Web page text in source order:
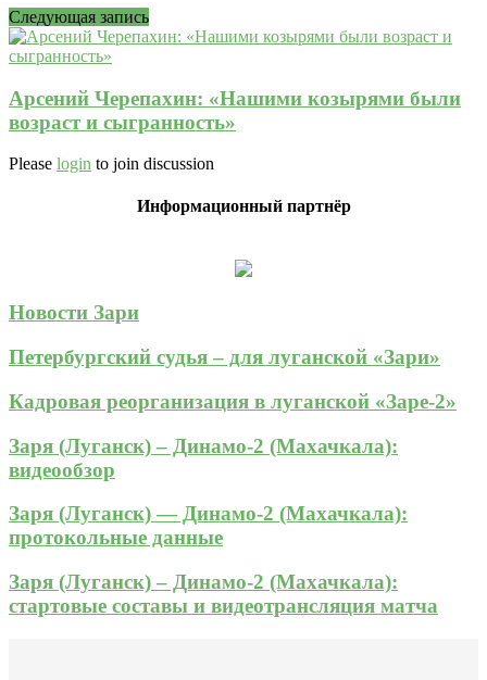
Следующая запись
Арсений Черепахин: «Нашими козырями были
возраст и сыгранность»
Please login to join discussion
Информационный партнёр
Новости Зари
Петербургский судья – для луганской «Зари»
Кадровая реорганизация в луганской «Заре-2»
Заря (Луганск) – Динамо-2 (Махачкала):
видеообзор
Заря (Луганск) — Динамо-2 (Махачкала):
протокольные данные
Заря (Луганск) – Динамо-2 (Махачкала):
стартовые составы и видеотрансляция матча